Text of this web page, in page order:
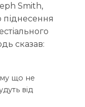
Smith,
піднесення
сказав:
що не
від